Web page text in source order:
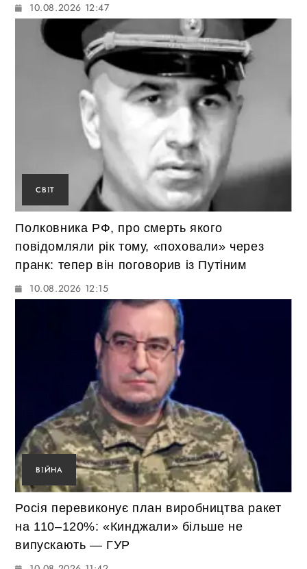
10.08.2026 12:47
СВІТ
Полковника РФ, про смерть якого
повідомляли рік тому, «поховали» через
пранк: тепер він поговорив із Путіним
10.08.2026 12:15
ВІЙНА
Росія перевиконує план виробництва ракет
на 110–120%: «Кинджали» більше не
випускають — ГУР